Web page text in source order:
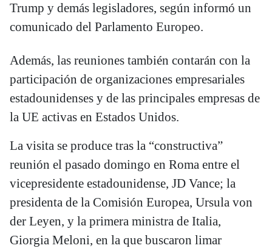
Trump y demás legisladores, según informó un
comunicado del Parlamento Europeo.
Además, las reuniones también contarán con la
participación de organizaciones empresariales
estadounidenses y de las principales empresas de
la UE activas en Estados Unidos.
La visita se produce tras la “constructiva”
reunión el pasado domingo en Roma entre el
vicepresidente estadounidense, JD Vance; la
presidenta de la Comisión Europea, Ursula von
der Leyen, y la primera ministra de Italia,
Giorgia Meloni, en la que buscaron limar